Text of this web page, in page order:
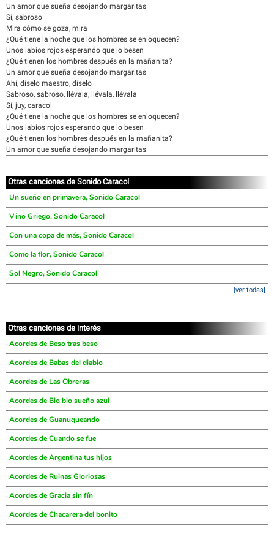
Un amor que sueña desojando margaritas
Sí, sabroso
Mira cómo se goza, mira
¿Qué tiene la noche que los hombres se enloquecen?
Unos labios rojos esperando que lo besen
¿Qué tienen los hombres después en la mañanita?
Un amor que sueña desojando margaritas
Ahí, díselo maestro, díselo
Sabroso, sabroso, llévala, llévala, llévala
Sí, juy, caracol
¿Qué tiene la noche que los hombres se enloquecen?
Unos labios rojos esperando que lo besen
¿Qué tienen los hombres después en la mañanita?
Un amor que sueña desojando margaritas
Otras canciones de Sonido Caracol
Un sueño en primavera, Sonido Caracol
Vino Griego, Sonido Caracol
Con una copa de más, Sonido Caracol
Como la flor, Sonido Caracol
Sol Negro, Sonido Caracol
[ver todas]
Otras canciones de interés
Acordes de Beso tras beso
Acordes de Babas del diablo
Acordes de Las Obreras
Acordes de Bio bio sueño azul
Acordes de Guanuqueando
Acordes de Cuando se fue
Acordes de Argentina tus hijos
Acordes de Ruinas Gloriosas
Acordes de Gracia sin fín
Acordes de Chacarera del bonito